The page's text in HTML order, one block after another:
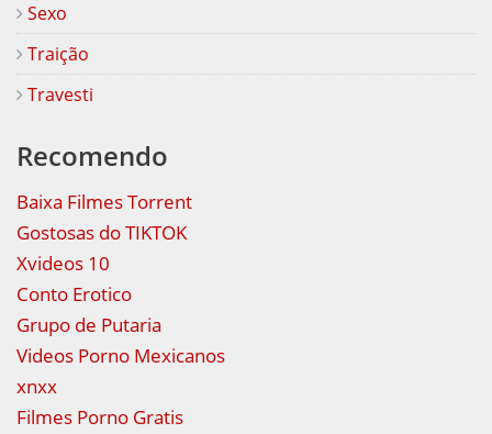
Sexo
Traição
Travesti
Recomendo
Baixa Filmes Torrent
Gostosas do TIKTOK
Xvideos 10
Conto Erotico
Grupo de Putaria
Videos Porno Mexicanos
xnxx
Filmes Porno Gratis